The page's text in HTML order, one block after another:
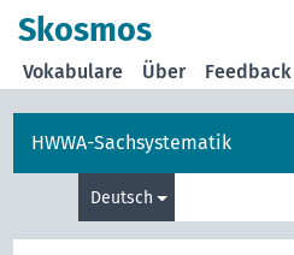
Skosmos
Vokabulare Über Feedback
HWWA-Sachsystematik
Deutsch